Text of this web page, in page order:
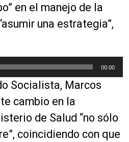
en el manejo de la
una estrategia”,
00:00
Socialista, Marcos
cambio en la
de Salud “no sólo
coincidiendo con que